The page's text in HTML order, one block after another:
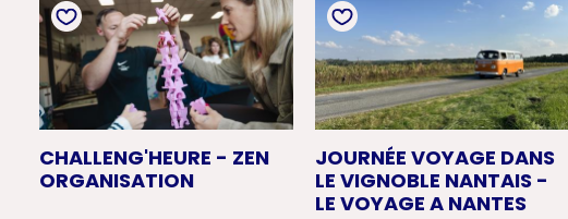
CHALLENG'HEURE - ZEN
ORGANISATION
JOURNÉE VOYAGE DANS
LE VIGNOBLE NANTAIS -
LE VOYAGE A NANTES